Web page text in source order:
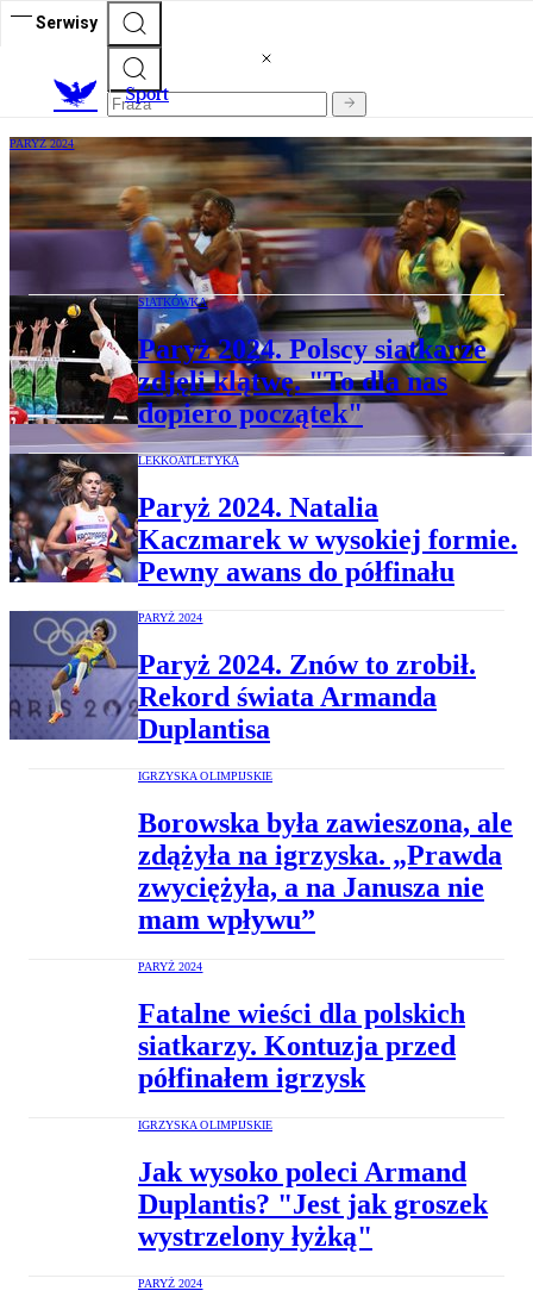
Serwisy
Sport
PARYŻ 2024
Pierwsze od 20 lat złoto dla sprintera z
USA na 100 metrów. Decydowały
tysięczne sekundy
SIATKÓWKA
Paryż 2024. Polscy siatkarze
zdjęli klątwę. "To dla nas
dopiero początek"
LEKKOATLETYKA
Paryż 2024. Natalia
Kaczmarek w wysokiej formie.
Pewny awans do półfinału
PARYŻ 2024
Paryż 2024. Znów to zrobił.
Rekord świata Armanda
Duplantisa
IGRZYSKA OLIMPIJSKIE
Borowska była zawieszona, ale
zdążyła na igrzyska. „Prawda
zwyciężyła, a na Janusza nie
mam wpływu”
PARYŻ 2024
Fatalne wieści dla polskich
siatkarzy. Kontuzja przed
półfinałem igrzysk
IGRZYSKA OLIMPIJSKIE
Jak wysoko poleci Armand
Duplantis? "Jest jak groszek
wystrzelony łyżką"
PARYŻ 2024